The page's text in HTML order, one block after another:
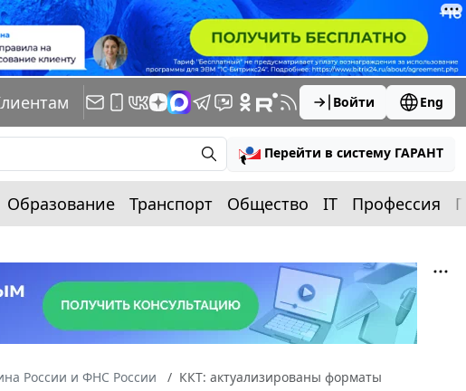
Войти Eng
Перейти в систему ГАРАНТ
Образование Транспорт Общество IT Профессия
России и ФНС России
ККТ: актуализированы форматы